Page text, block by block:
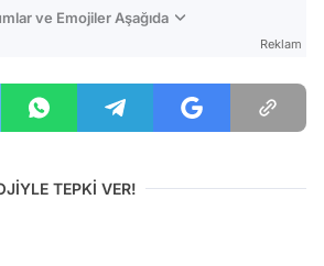
ve Emojiler Aşağıda
Reklam
TEPKİ VER!